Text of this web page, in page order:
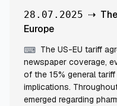
28.07.2025 ⇢
Europe
⌨ The US-EU tariff
newspaper coverage,
of the 15% general
implications.
emerged regarding